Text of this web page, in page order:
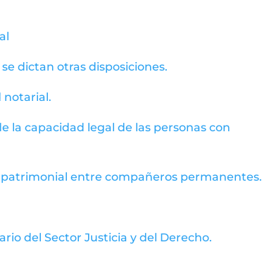
dictan otras disposiciones.
notarial.
la capacidad legal de las personas con
entre compañeros permanentes.
del Sector Justicia y del Derecho.